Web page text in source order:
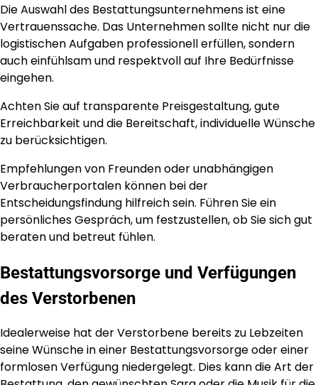
Die Auswahl des Bestattungsunternehmens ist eine
Vertrauenssache. Das Unternehmen sollte nicht nur die
logistischen Aufgaben professionell erfüllen, sondern
auch einfühlsam und respektvoll auf Ihre Bedürfnisse
eingehen.
Achten Sie auf transparente Preisgestaltung, gute
Erreichbarkeit und die Bereitschaft, individuelle Wünsche
zu berücksichtigen.
Empfehlungen von Freunden oder unabhängigen
Verbraucherportalen können bei der
Entscheidungsfindung hilfreich sein. Führen Sie ein
persönliches Gespräch, um festzustellen, ob Sie sich gut
beraten und betreut fühlen.
Bestattungsvorsorge und Verfügungen
des Verstorbenen
Idealerweise hat der Verstorbene bereits zu Lebzeiten
seine Wünsche in einer Bestattungsvorsorge oder einer
formlosen Verfügung niedergelegt. Dies kann die Art der